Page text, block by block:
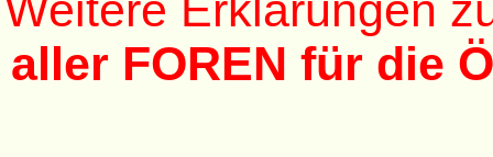
aller FOREN für die